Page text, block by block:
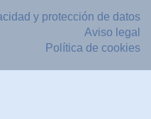
y protección de datos
Aviso legal
Política de cookies